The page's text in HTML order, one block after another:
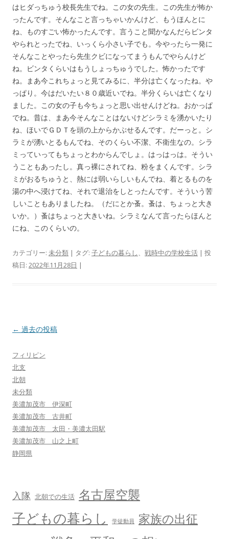
はヒダっちゅう校長先生でね。この女の先生。この先生が怖か
ったんです。そんなこと言っちゃいかんけど、もうほんとに
ね、ものすごい怖かったんです。言うこと聞かなんだらビンタ
やられとったでね、いっくら小さい子でも。今やったら一発に
そんなことやったら先生クビになってまうもんでやらんけど
ね。ビンタくらいはもうしょっちゅうでした。怖かったです
ね。まあ今これちょっと見てみるに、半分は亡くなったね。や
っぱり。今はだいたい８０歳近いでね。半分くらいは亡くなり
ました。この女の子も今ちょっと思い出せんけどね。おかっぱ
でね。昔は、まあ今そんなことはないけどシラミを湧かいたり
ね、ほいでＧＤＴを頭の上からかぶせるんです。だーっと。シ
ラミが湧いとるもんでね、そのくらい不潔、不衛生なの。シラ
ミっていってもちょっとわからんでしょ。はっはっは。そうい
うこともあったし。真っ裸にされてね、粉をまくんです。シラ
ミがおるちゅうと、熱には弱いらしいもんでね、着とるものを
湯の中へ浸けてね、それで退治をしとったんです。そういう苦
しいこともありましたね。（だにとか蚤。蚤は、ちょっと大き
いか。）蚤はちょっと大きいね。シラミなんて言ったらほんと
にね、このくらいの。
カテゴリー: 未分類 | タグ: 子どもの暮らし、 戦時中の学校生活 | 投
稿日: 2022年11月28日 |
投
ナ
ビ
ゲ
ー
シ
ョ
ン
← 過去の投稿
フィリピン
北支
北朝
未分類
美濃加茂市 伊深町
美濃加茂市 古井町
美濃加茂市 太田・美濃太田駅
美濃加茂市 山之上町
静岡県
入隊 北朝での生活 名古屋空襲
子どもの暮らし 学徒動員 家族の出征